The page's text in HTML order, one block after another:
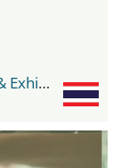
BITEC - Bangkok International Trade & Exhibition Center